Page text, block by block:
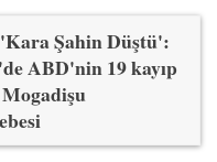
Şahin Düştü':
ABD'nin 19 kayıp